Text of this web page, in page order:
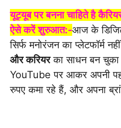
यूट्यूब पर बनना चाहिते है
ऐसे करें शुरुआत:-आज के
सिर्फ मनोरंजन का प्लेटफॉर्म
और करियरका साधन बन चुका
YouTube पर आकर अपनी
रुपए कमा रहे हैं, और अपना